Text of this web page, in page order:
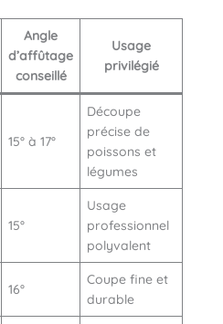
Angle
d’affûtage
conseillé
Usage
privilégié
15° à 17°
Découpe
précise de
poissons et
légumes
15°
Usage
professionnel
polyvalent
16°
Coupe fine et
durable